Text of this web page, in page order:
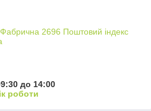
2696 Поштовий індекс
до 14:00
роботи